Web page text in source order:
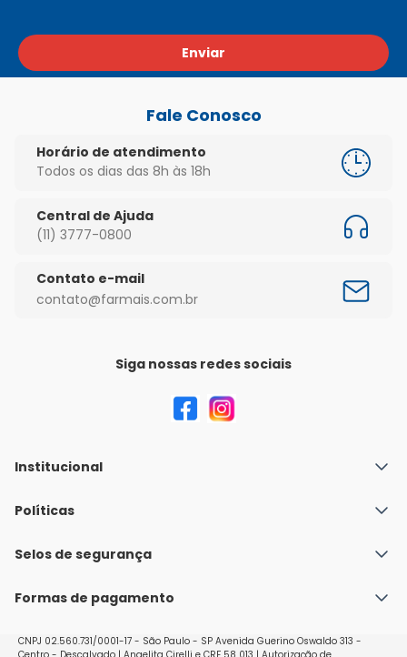
Enviar
Fale Conosco
Horário de atendimento
Todos os dias das 8h às 18h
Central de Ajuda
(11) 3777-0800
Contato e-mail
contato@farmais.com.br
Siga nossas redes sociais
Institucional
Quem Somos
Nossas lojas
Políticas
Política de Envio
Políticas de Trocas e Devoluções
Selos de segurança
Formas de pagamento
CNPJ 02.560.731/0001-17 - São Paulo - SP Avenida Guerino Oswaldo 313 -